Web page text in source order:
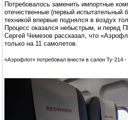
Потребовалось заменить импортные
отечественные (первый испытательный
техникой впервые поднялся в воздух
Процесс оказался небыстрым, и перед
Сергей Чемезов рассказал, что
только на 11 самолетов.
«Аэрофлот» потребовал внести в салон Ту-214